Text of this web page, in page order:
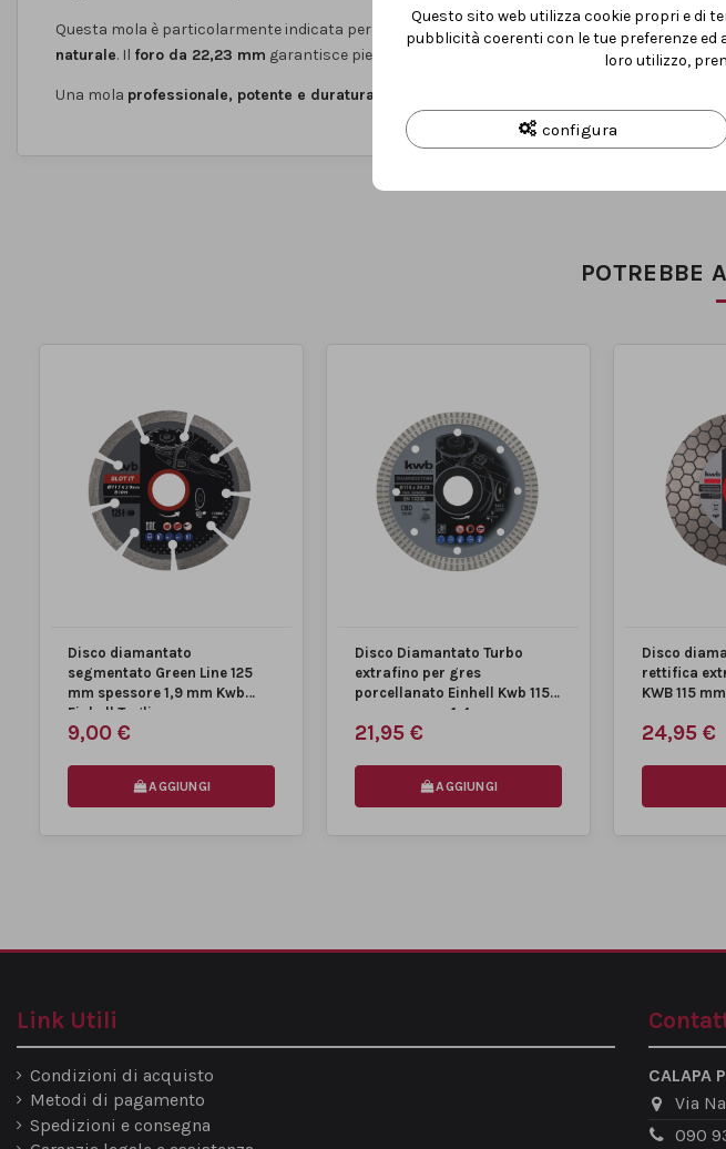
Questa mola è particolarmente indicata per spianatura, rimozione di irregolarità, residui
naturale. Il foro da 22,23 mm garantisce piena compatibilità con le principalismerigliatrici
Una mola professionale, potente e duratura
POTREBBE
Disco diamantato
segmentato Green Line 125
mm spessore 1,9 mm Kwb
Einhell Taglio a...
9,00 €
AGGIUNGI
Disco Diamantato Turbo
extrafino per gres
porcellanato Einhell Kwb 115
mm spessore 1,4 mm
21,95 €
AGGIUNGI
Disco
rettifica
KWB 115
24,95 €
Link Utili
Condizioni di acquisto
Metodi di pagamento
Spedizioni e consegna
CALAPA
Via
090
Questo sito web utilizza cookie propri e di
pubblicità coerenti con le tue preferenze ed
loro utilizzo,
configura